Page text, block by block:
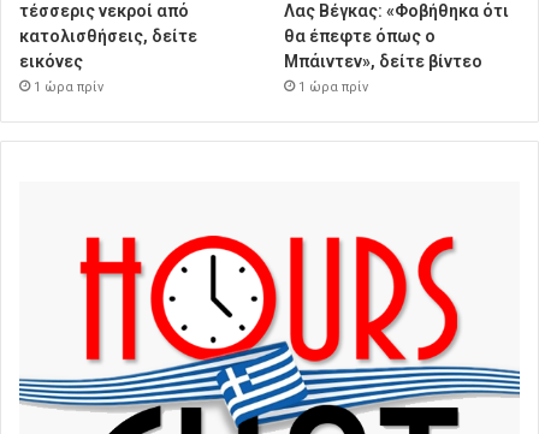
τέσσερις νεκροί από
κατολισθήσεις, δείτε
εικόνες
1 ώρα πρίν
Λας Βέγκας: «Φοβήθηκα ότι
θα έπεφτε όπως ο
Μπάιντεν», δείτε βίντεο
1 ώρα πρίν